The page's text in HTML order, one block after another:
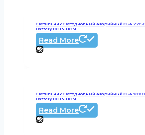
Светильник Светодиодный Аварийный СБА
Battery DC IN HOME
Read More
Светильник Светодиодный Аварийный СБА
Battery DC IN HOME
Read More